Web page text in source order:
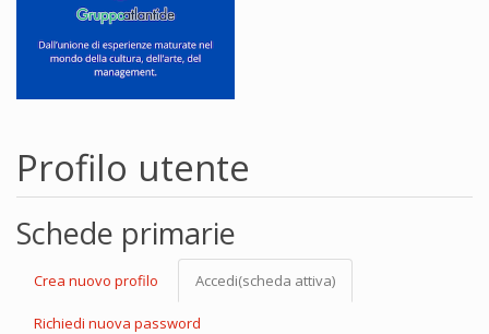
Profilo utente
Schede primarie
Crea nuovo profilo Accedi(scheda attiva)
Richiedi nuova password